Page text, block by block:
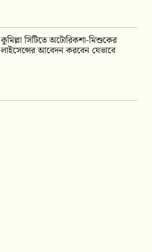
কুমিল্লা সিটিতে অটোরিকশা-মিশুকের
লাইসেন্সের আবেদন করবেন যেভাবে